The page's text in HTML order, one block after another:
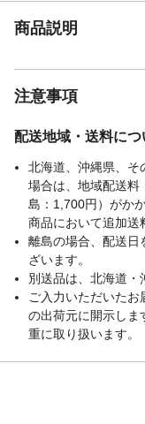
商品説明
注意事項
配送地域・送料につ
北海道、沖縄県、そ
場合は、地域配送料
島：1,700円）がか
商品において追加送
離島の場合、配送日
ざいます。
別送品は、北海道・
ご入力いただいた
の出荷元に開示しま
重に取り扱います。